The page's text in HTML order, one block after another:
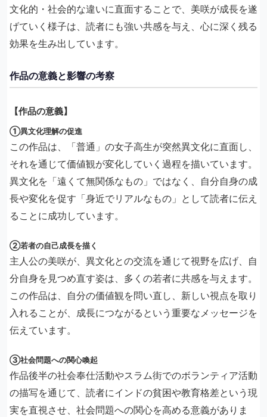
文化的・社会的な違いに直面することで、美咲が成長を遂
げていく様子は、読者にも強い共感を与え、心に深く残る
効果を生み出しています。
作品の意義と影響の考察
【作品の意義】
①異文化理解の促進
この作品は、「普通」の女子高生が突然異文化に直面し、
それを通じて価値観が変化していく過程を描いています。
異文化を「遠くて無関係なもの」ではなく、自分自身の成
長や変化を促す「身近でリアルなもの」として読者に伝え
ることに成功しています。
②若者の自己成長を描く
主人公の美咲が、異文化との交流を通じて視野を広げ、自
分自身を見つめ直す姿は、多くの若者に共感を与えます。
この作品は、自分の価値観を問い直し、新しい視点を取り
入れることが、成長につながるという重要なメッセージを
伝えています。
③社会問題への関心喚起
作品後半の社会奉仕活動やスラム街でのボランティア活動
の描写を通じて、読者にインドの貧困や教育格差という現
実を直視させ、社会問題への関心を高める意義がありま